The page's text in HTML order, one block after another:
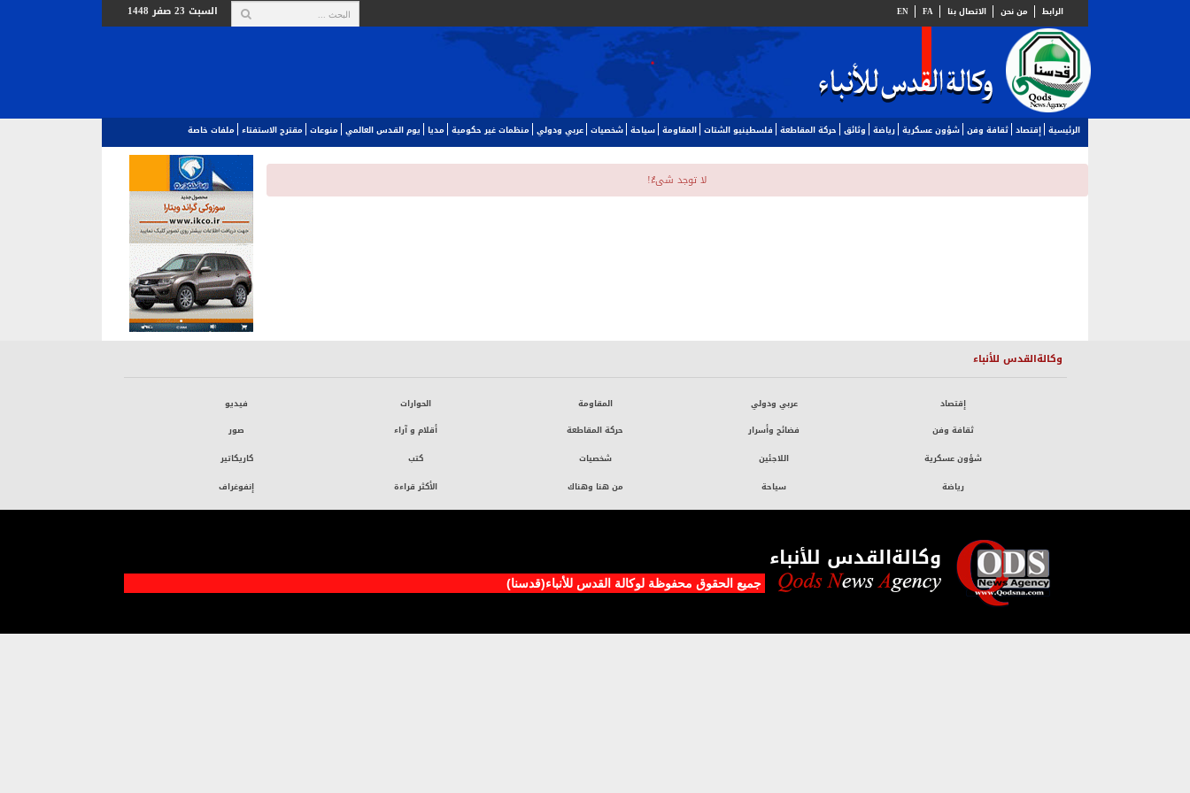
الرابط من نحن الاتصال بنا FA
EN السبت 23 صفر 1448
الرئيسية إقتصاد ثقافة وفن شؤون عسكرية رياضة وثائق حركة المقاطعة فلسطينيو الشتات المقاومة سياحة شخصيات عربي ودولي منظمات غير حكومية مديا يوم القدس العالمي‬‎ منوعات مقترح الاستفتاء ملفات خاصة
لا توجد شیءٌ!
وكالةالقدس للأنباء
إقتصاد
ثقافة وفن
شؤون عسكرية
رياضة
عربي ودولي
فضائح وأسرار
اللاجئين
سياحة
المقاومة
حركة المقاطعة
شخصيات
من هنا وهناك
الحوارات
أقلام و آراء
كتب
الأكثر قراءة
فيديو
صور
كاريكاتير
إنفوغراف
وكالةالقدس للأنباء
جميع الحقوق محفوظة لوکالة القدس للأنباء(قدسنا)